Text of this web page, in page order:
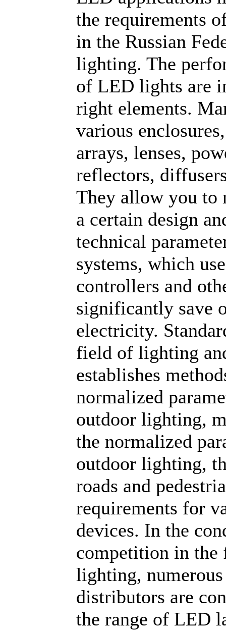
the requirements
in the Russian
lighting. The
of LED lights are
right elements.
various
arrays, lenses,
reflectors,
They allow you to
a certain design
technical
systems, which
controllers and
significantly save
electricity.
field of lighting
establishes
normalized
outdoor lighting,
the normalized
outdoor lighting,
roads and
requirements for
devices. In the
competition in
lighting,
distributors are
the range of LED